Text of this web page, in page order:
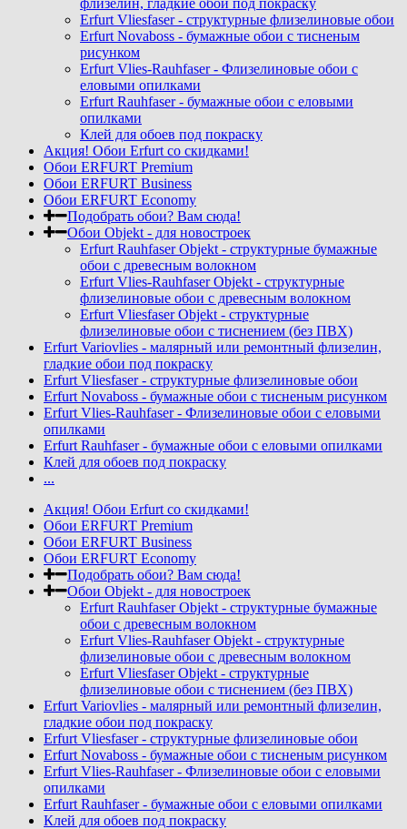
флизелин, гладкие обои под покраску
Erfurt Vliesfaser - структурные флизелиновые обои
Erfurt Novaboss - бумажные обои с тисненым
рисунком
Erfurt Vlies-Rauhfaser - Флизелиновые обои с
еловыми опилками
Erfurt Rauhfaser - бумажные обои с еловыми
опилками
Клей для обоев под покраску
Акция! Обои Erfurt со скидками!
Обои ERFURT Premium
Обои ERFURT Business
Обои ERFURT Economy
Подобрать обои? Вам сюда!
Обои Objekt - для новостроек
Erfurt Rauhfaser Objekt - cтруктурные бумажные
обои с древесным волокном
Erfurt Vlies-Rauhfaser Objekt - структурные
флизелиновые обои с древесным волокном
Erfurt Vliesfaser Objekt - структурные
флизелиновые обои с тиснением (без ПВХ)
Erfurt Variovlies - малярный или ремонтный флизелин,
гладкие обои под покраску
Erfurt Vliesfaser - структурные флизелиновые обои
Erfurt Novaboss - бумажные обои с тисненым рисунком
Erfurt Vlies-Rauhfaser - Флизелиновые обои с еловыми
опилками
Erfurt Rauhfaser - бумажные обои с еловыми опилками
Клей для обоев под покраску
...
Акция! Обои Erfurt со скидками!
Обои ERFURT Premium
Обои ERFURT Business
Обои ERFURT Economy
Подобрать обои? Вам сюда!
Обои Objekt - для новостроек
Erfurt Rauhfaser Objekt - cтруктурные бумажные
обои с древесным волокном
Erfurt Vlies-Rauhfaser Objekt - структурные
флизелиновые обои с древесным волокном
Erfurt Vliesfaser Objekt - структурные
флизелиновые обои с тиснением (без ПВХ)
Erfurt Variovlies - малярный или ремонтный флизелин,
гладкие обои под покраску
Erfurt Vliesfaser - структурные флизелиновые обои
Erfurt Novaboss - бумажные обои с тисненым рисунком
Erfurt Vlies-Rauhfaser - Флизелиновые обои с еловыми
опилками
Erfurt Rauhfaser - бумажные обои с еловыми опилками
Клей для обоев под покраску